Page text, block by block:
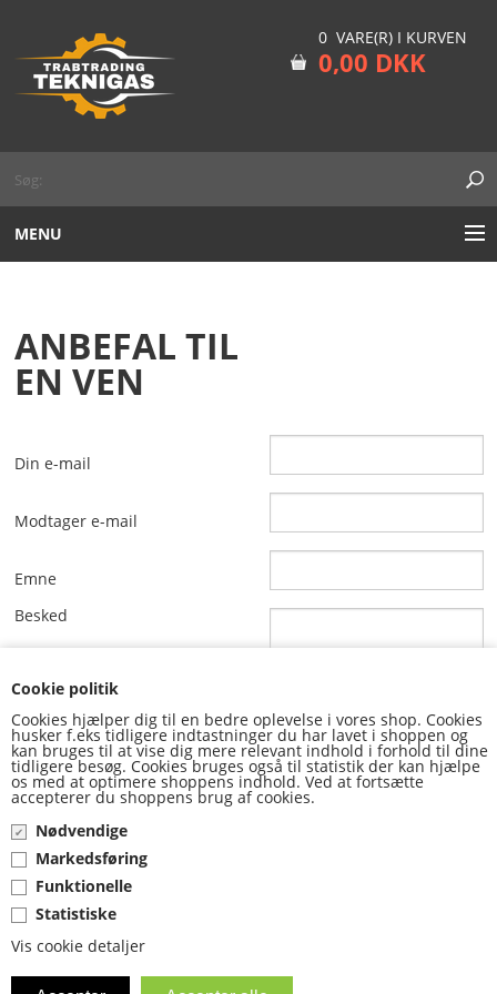
Cookie politik
Cookies hjælper dig til en bedre oplevelse i vores shop. Cookies
husker f.eks tidligere indtastninger du har lavet i shoppen og
kan bruges til at vise dig mere relevant indhold i forhold til dine
tidligere besøg. Cookies bruges også til statistik der kan hjælpe
os med at optimere shoppens indhold. Ved at fortsætte
accepterer du shoppens brug af cookies.
Nødvendige
Markedsføring
Funktionelle
Statistiske
Vis cookie detaljer
0 VARE(R) I KURVEN
0,00 DKK
MENU
MIX CO2/ARGON
NITROGEN
ENGANGSFLASKER
ANDRE VARER
FORSIDE
CLICK&COLLECT
LEVERING
VILKÅR
KUNDECENTER
KONTAKT
E-MAIL
ANBEFAL TIL
EN VEN
Din e-mail
Modtager e-mail
Emne
Besked